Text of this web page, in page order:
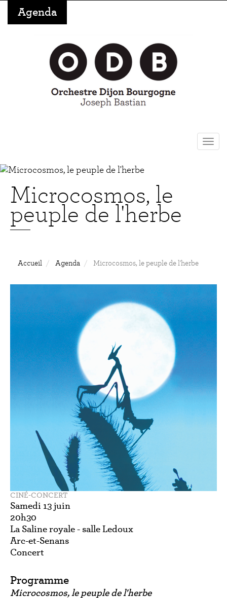
Agenda
Microcosmos, le
peuple de l'herbe
Accueil Agenda Microcosmos, le peuple de l'herbe
CINÉ-CONCERT
Samedi 13 juin
20h30
La Saline royale - salle Ledoux
Arc-et-Senans
Concert
Programme
Microcosmos, le peuple de l'herbe